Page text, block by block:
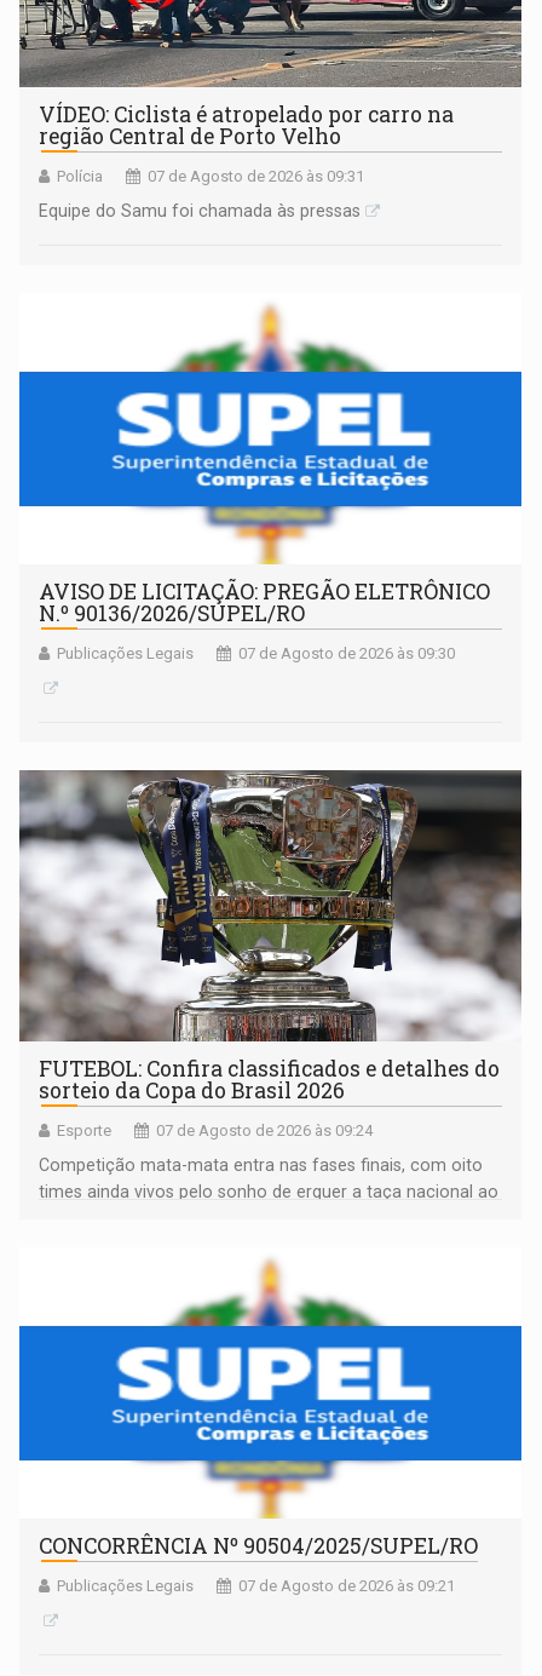
VÍDEO: Ciclista é atropelado por carro na
região Central de Porto Velho
Polícia 07 de Agosto de 2026 às 09:31
Equipe do Samu foi chamada às pressas
AVISO DE LICITAÇÃO: PREGÃO ELETRÔNICO
N.º 90136/2026/SUPEL/RO
Publicações Legais 07 de Agosto de 2026 às 09:30
FUTEBOL: Confira classificados e detalhes do
sorteio da Copa do Brasil 2026
Esporte 07 de Agosto de 2026 às 09:24
Competição mata-mata entra nas fases finais, com oito
times ainda vivos pelo sonho de erguer a taça nacional ao
CONCORRÊNCIA Nº 90504/2025/SUPEL/RO
Publicações Legais 07 de Agosto de 2026 às 09:21